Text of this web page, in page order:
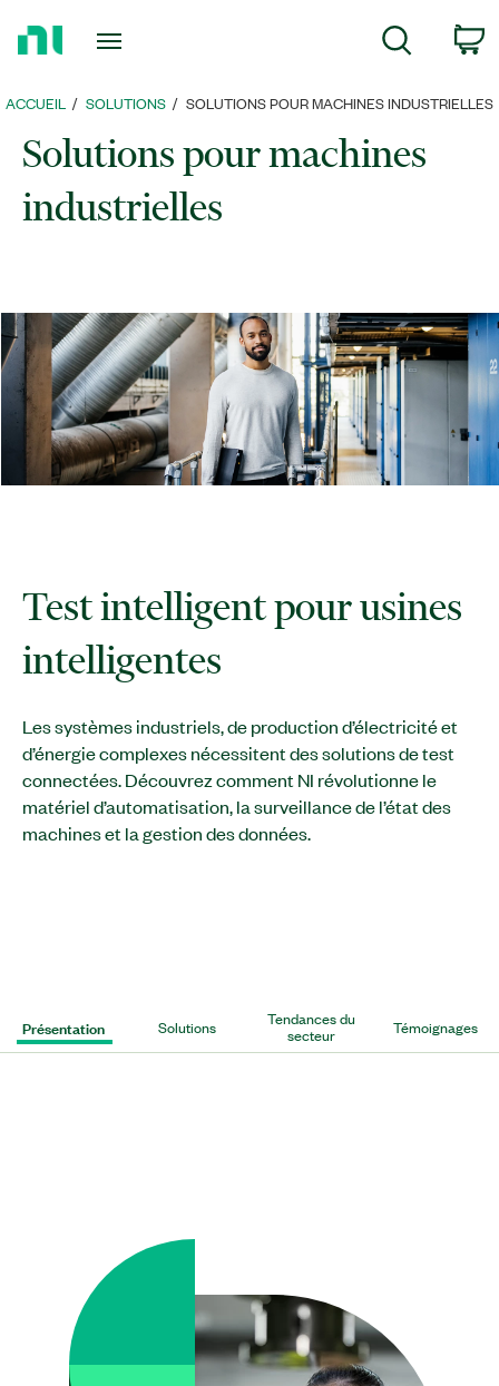
Rechercher
ACCUEIL SOLUTIONS ​SOLUTIONS POUR MACHINES INDUSTRIELLES
Solutions pour machines
industrielles
Test intelligent pour usines
intelligentes
Les systèmes industriels, de production d’électricité et
d’énergie complexes nécessitent des solutions de test
connectées. Découvrez comment NI révolutionne le
matériel d’automatisation, la surveillance de l’état des
machines et la gestion des données.
Présentation Solutions Tendances du
secteur Témoignages